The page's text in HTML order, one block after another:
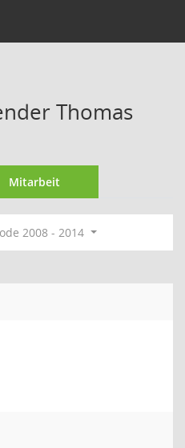
Thomas
Mitarbeit
2008 - 2014